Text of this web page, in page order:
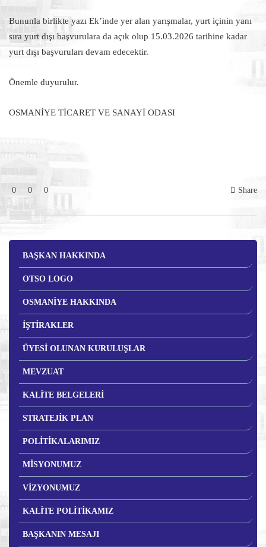
Bununla birlikte yazı Ek’inde yer alan yarışmalar, yurt içinin yanı
sıra yurt dışı başvurulara da açık olup 15.03.2026 tarihine kadar
yurt dışı başvuruları devam edecektir.
Önemle duyurulur.
OSMANİYE TİCARET VE SANAYİ ODASI
0 0 0 Share
BAŞKAN HAKKINDA
OTSO LOGO
OSMANİYE HAKKINDA
İŞTİRAKLER
ÜYESİ OLUNAN KURULUŞLAR
MEVZUAT
KALİTE BELGELERİ
STRATEJİK PLAN
POLİTİKALARIMIZ
MİSYONUMUZ
VİZYONUMUZ
KALİTE POLİTİKAMIZ
BAŞKANIN MESAJI